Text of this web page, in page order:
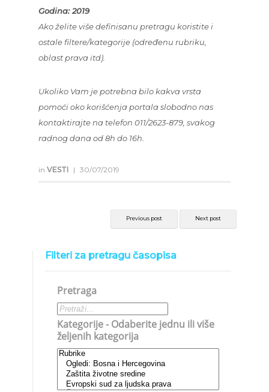
Godina: 2019
Ako želite više definisanu pretragu koristite i
ostale filtere/kategorije (određenu rubriku,
oblast prava itd).
Ukoliko Vam je potrebna bilo kakva vrsta
pomoći oko korišćenja portala slobodno nas
kontaktirajte na telefon 011/2623-879, svakog
radnog dana od 8h do 16h.
in VESTI | 30/07/2019
Previous post Next post
Filteri za pretragu časopisa
Pretraga
Kategorije - Odaberite jednu ili više
željenih kategorija